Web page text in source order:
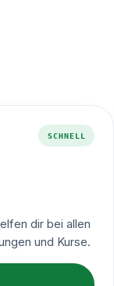
SCHNELL
dir bei allen
und Kurse.